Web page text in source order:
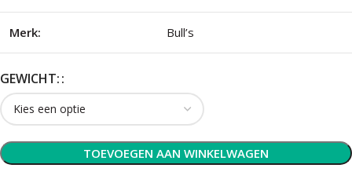
Merk: Bull’s
GEWICHT:
TOEVOEGEN AAN WINKELWAGEN